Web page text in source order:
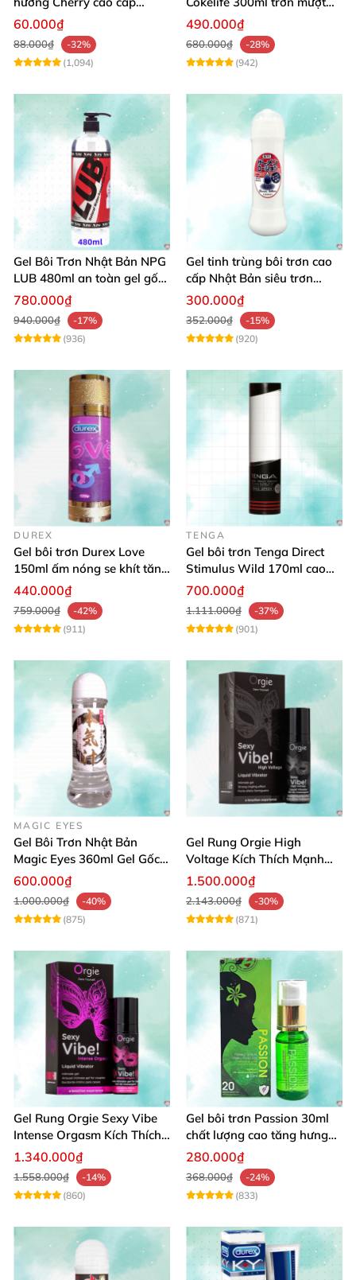
100ml dịu nhẹ an toàn
60.000₫
88.000₫
-32%
(1,094)
quan hệ gay
490.000₫
680.000₫
-28%
(942)
Gel Bôi Trơn Nhật Bản NPG
LUB 480ml an toàn gel gốc
nước, chống viêm phụ khoa
780.000₫
940.000₫
-17%
(936)
Gel tinh trùng bôi trơn cao
cấp Nhật Bản siêu trơn
300ml
300.000₫
352.000₫
-15%
(920)
DUREX
Gel bôi trơn Durex Love
150ml ấm nóng se khít tăng
khoái cảm nữ
440.000₫
759.000₫
-42%
(911)
TENGA
Gel bôi trơn Tenga Direct
Stimulus Wild 170ml cao
cấp Nhật dễ dùng
700.000₫
1.111.000₫
-37%
(901)
MAGIC EYES
Gel Bôi Trơn Nhật Bản
Magic Eyes 360ml Gel Gốc
Nước An Toàn
600.000₫
1.000.000₫
-40%
(875)
Gel Rung Orgie High
Voltage Kích Thích Mạnh
Tăng Ham Muốn
1.500.000₫
2.143.000₫
-30%
(871)
Gel Rung Orgie Sexy Vibe
Intense Orgasm Kích Thích
Tăng Cường
1.340.000₫
1.558.000₫
-14%
(860)
Gel bôi trơn Passion 30ml
chất lượng cao tăng hưng
phấn nữ
280.000₫
368.000₫
-24%
(833)